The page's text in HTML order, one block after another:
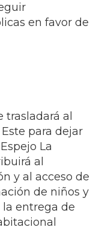
en favor de
al
para dejar
La
al
y al acceso de
de niños y
la entrega de